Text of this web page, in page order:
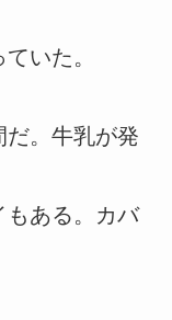
いた。
だ。牛乳が発
もある。カバ